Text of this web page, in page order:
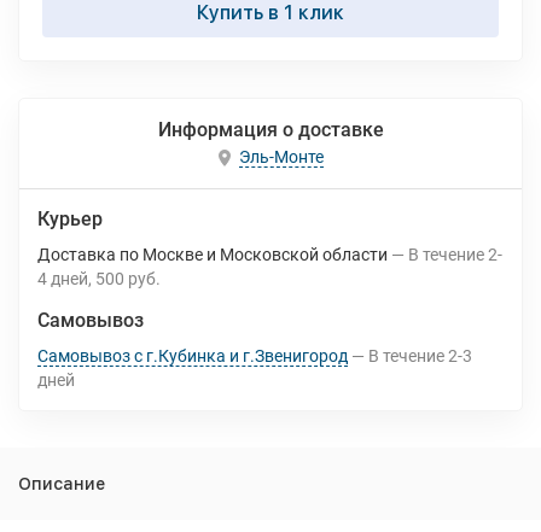
Купить в 1 клик
Информация о доставке
Эль-Монте
Курьер
Доставка по Москве и Московской области В течение2-
4 дней 500 руб.
Самовывоз
Самовывоз с г.Кубинка и г.Звенигород В течение2-3
дней
Описание